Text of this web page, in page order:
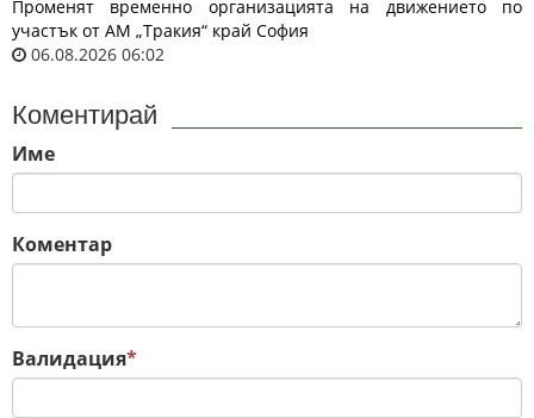
Променят временно организацията на движението по
участък от АМ „Тракия“ край София
06.08.2026 06:02
Коментирай
Име
Коментар
Валидация*